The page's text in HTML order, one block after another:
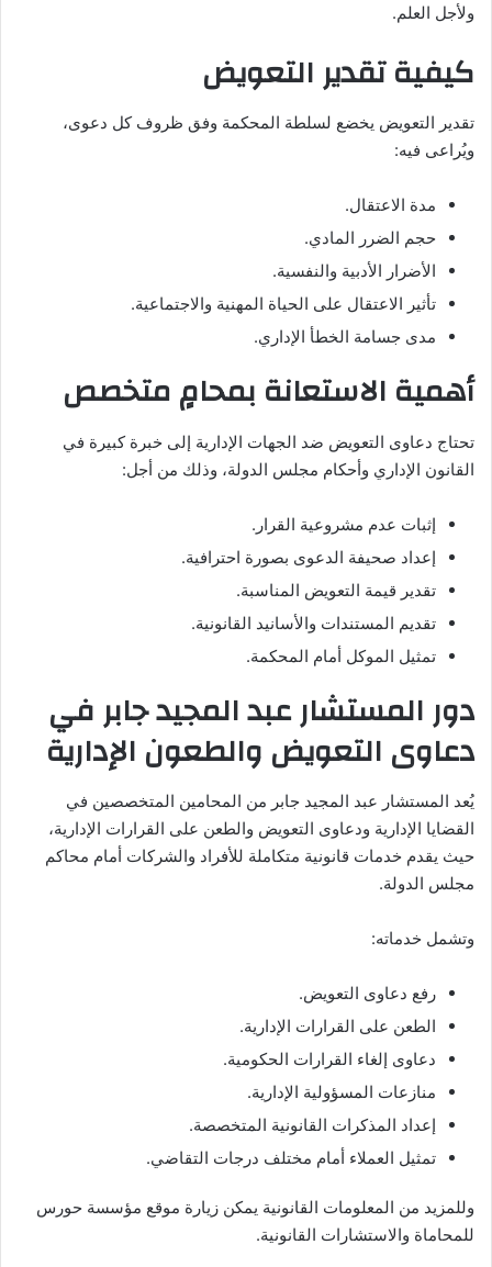
ولأجل العلم.
كيفية تقدير التعويض
تقدير التعويض يخضع لسلطة المحكمة وفق ظروف كل دعوى،
ويُراعى فيه:
مدة الاعتقال.
حجم الضرر المادي.
الأضرار الأدبية والنفسية.
تأثير الاعتقال على الحياة المهنية والاجتماعية.
مدى جسامة الخطأ الإداري.
أهمية الاستعانة بمحامٍ متخصص
تحتاج دعاوى التعويض ضد الجهات الإدارية إلى خبرة كبيرة في
القانون الإداري وأحكام مجلس الدولة، وذلك من أجل:
إثبات عدم مشروعية القرار.
إعداد صحيفة الدعوى بصورة احترافية.
تقدير قيمة التعويض المناسبة.
تقديم المستندات والأسانيد القانونية.
تمثيل الموكل أمام المحكمة.
دور المستشار عبد المجيد جابر في
دعاوى التعويض والطعون الإدارية
يُعد المستشار عبد المجيد جابر من المحامين المتخصصين في
القضايا الإدارية ودعاوى التعويض والطعن على القرارات الإدارية،
حيث يقدم خدمات قانونية متكاملة للأفراد والشركات أمام محاكم
مجلس الدولة.
وتشمل خدماته:
رفع دعاوى التعويض.
الطعن على القرارات الإدارية.
دعاوى إلغاء القرارات الحكومية.
منازعات المسؤولية الإدارية.
إعداد المذكرات القانونية المتخصصة.
تمثيل العملاء أمام مختلف درجات التقاضي.
وللمزيد من المعلومات القانونية يمكن زيارة موقع مؤسسة حورس
للمحاماة والاستشارات القانونية.